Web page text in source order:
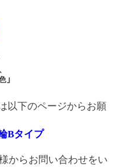
以下のページからお願
Bタイプ
からお問い合わせをい